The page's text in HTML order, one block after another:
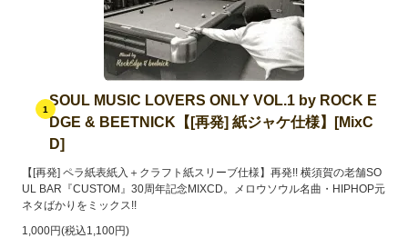
1
SOUL MUSIC LOVERS ONLY VOL.1 by ROCK E
DGE & BEETNICK【[再発] 紙ジャケ仕様】[MixC
D]
【[再発] ペラ紙表紙入＋クラフト紙スリーブ仕様】再発!! 横須賀の老舗SO
UL BAR『CUSTOM』30周年記念MIXCD。メロウソウル名曲・HIPHOP元
ネタばかりをミックス!!
1,000円(税込1,100円)